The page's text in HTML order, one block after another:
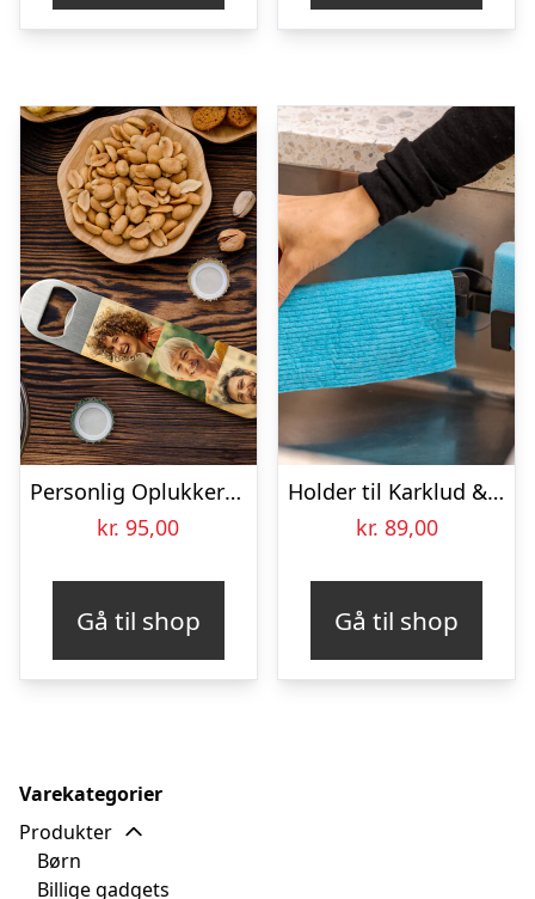
Personlig Oplukker med Billeder
kr. 95,00
Gå til shop
Holder til Karklud & Opvaskesvamp – Bosign
kr. 89,00
Gå til shop
Varekategorier
Produkter
Børn
Billige gadgets